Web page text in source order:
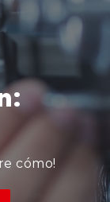
cómo!